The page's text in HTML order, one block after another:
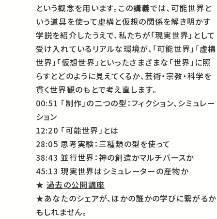
という概念を用います。この講義では、可能世界と
いう道具を使って虚構と仮想の関係を解き明かす
学説を紹介したうえで、私たちが「現実世界」として
受け入れているリアルな環境が、「可能世界」「虚構
世界」「仮想世界」といったさまざまな「世界」に照
らすとどのように見えてくるか、芸術・宗教・科学を
貫く世界観のもとで考え直します。
00:51 「制作」の二つの型：フィクション、シミュレー
ション
12:20 「可能世界」とは
28:05 思考実験：三種類の型を使って
38:43 並行世界：神の創造かマルチバースか
45:13 現実世界はシミュレーターの産物か
★過去の公開講座
★あなたのシェアが、ほかの誰かの学びに繋がるか
もしれません。